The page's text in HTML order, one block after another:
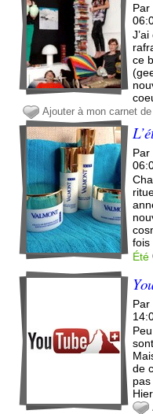
Par
ce
Ajouter à mon carnet
Par
fois
Été
Par
de